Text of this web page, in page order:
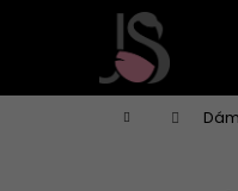
Domů
í
Zpět
do
Zpět
do